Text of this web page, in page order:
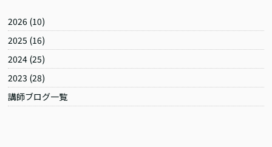
2026 (10)
2025 (16)
2024 (25)
2023 (28)
講師ブログ一覧